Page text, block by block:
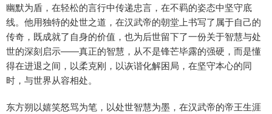
幽默为盾，在轻松的言行中传递忠言，在不羁的姿态中坚守底
线。他用独特的处世之道，在汉武帝的朝堂上书写了属于自己的
传奇，既成就了自身的价值，也为后世留下了一份关于智慧与处
世的深刻启示——真正的智慧，从不是锋芒毕露的强硬，而是懂
得在进退之间，以柔克刚，以诙谐化解困局，在坚守本心的同
时，与世界从容相处。
东方朔以嬉笑怒骂为笔，以处世智慧为墨，在汉武帝的帝王生涯